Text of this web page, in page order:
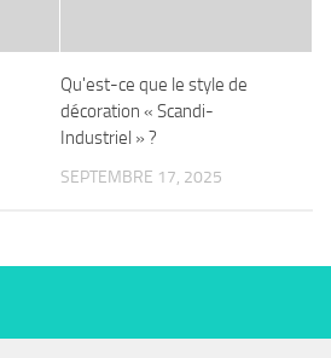
Qu'est-ce que le style de
décoration « Scandi-
Industriel » ?
SEPTEMBRE 17, 2025